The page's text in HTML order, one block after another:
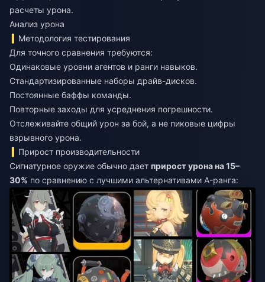
расчеты урона.
Анализ урона
Методология тестирования
Для точного сравнения требуются:
Одинаковые уровни агентов и ранги навыков.
Стандартизированные наборы драйв-дисков.
Постоянные баффы команды.
Повторные заходы для усреднения погрешности.
Отслеживайте общий урон за бой, а не пиковые цифры
взрывного урона.
Прирост производительности
Сигнатурное оружие обычно дает прирост урона на 15–
30% по сравнению с лучшими альтернативами A-ранга: